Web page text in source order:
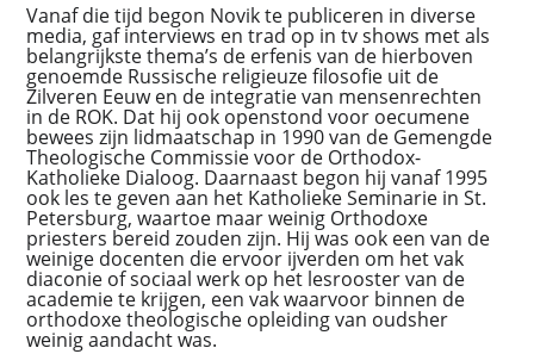
Vanaf die tijd begon Novik te publiceren in diverse
media, gaf interviews en trad op in tv shows met als
belangrijkste thema’s de erfenis van de hierboven
genoemde Russische religieuze filosofie uit de
Zilveren Eeuw en de integratie van mensenrechten
in de ROK. Dat hij ook openstond voor oecumene
bewees zijn lidmaatschap in 1990 van de Gemengde
Theologische Commissie voor de Orthodox-
Katholieke Dialoog. Daarnaast begon hij vanaf 1995
ook les te geven aan het Katholieke Seminarie in St.
Petersburg, waartoe maar weinig Orthodoxe
priesters bereid zouden zijn. Hij was ook een van de
weinige docenten die ervoor ijverden om het vak
diaconie of sociaal werk op het lesrooster van de
academie te krijgen, een vak waarvoor binnen de
orthodoxe theologische opleiding van oudsher
weinig aandacht was.